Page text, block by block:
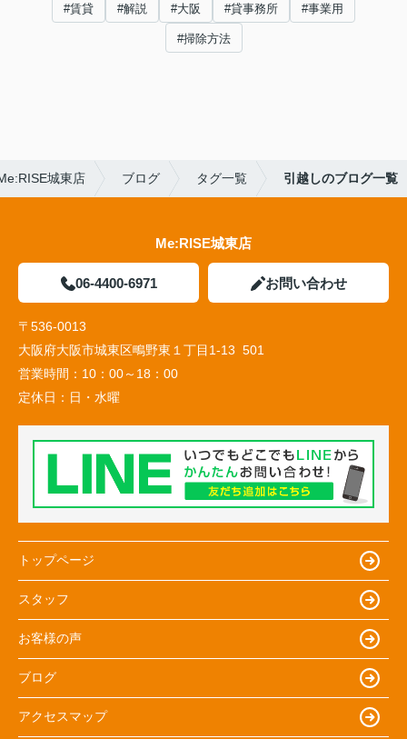
#賃貸 #解説 #大阪 #貸事務所 #事業用
#掃除方法
城東店 ブログ タグ一覧 引越しのブログ一覧
Me:RISE城東店
06-4400-6971 お問い合わせ
〒536-0013
大阪府大阪市城東区鴫野東１丁目1-13 501
営業時間： 10：00～18：00
定休日： 日・水曜
トップページ
スタッフ
お客様の声
ブログ
アクセスマップ